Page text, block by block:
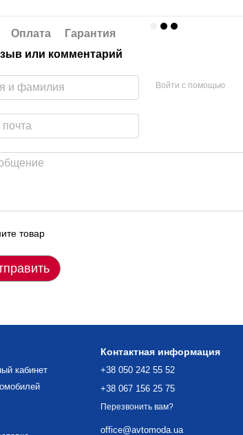
Оплата
Гарантия
или комментарий
Войти с помощью
товар
кабинет
Контактная информация
+38 050 242 55 52
+38 067 156 25 75
Перезвонить вам?
office@avtomoda.ua